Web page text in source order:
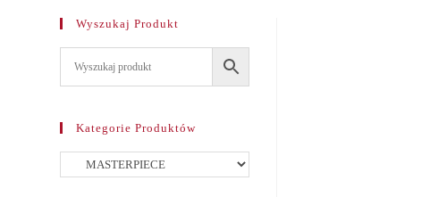
Wyszukaj Produkt
Kategorie Produktów